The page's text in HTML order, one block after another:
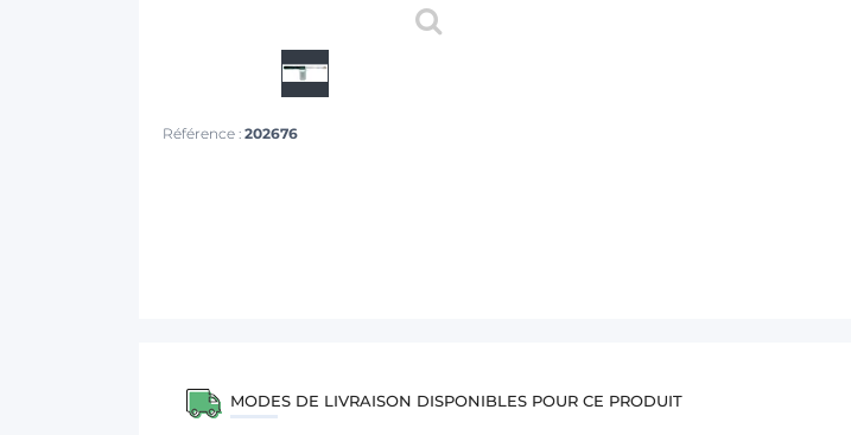
Référence : 202676
MODES DE LIVRAISON DISPONIBLES POUR CE PRODUIT